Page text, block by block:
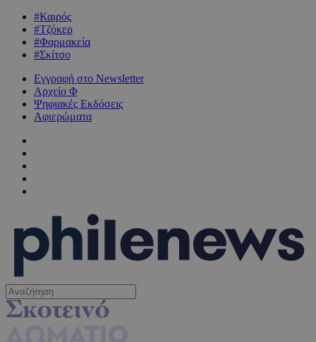
#Καιρός
#Τζόκερ
#Φαρμακεία
#Σκίτσο
Εγγραφή στο Newsletter
Αρχείο Φ
Ψηφιακές Εκδόσεις
Αφιερώματα